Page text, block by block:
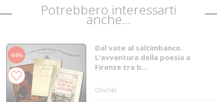
Potrebbero interessarti
anche...
44%
Dal vate al saltimbanco.
L'avventura della poesia a
Firenze tra b...
Olschki